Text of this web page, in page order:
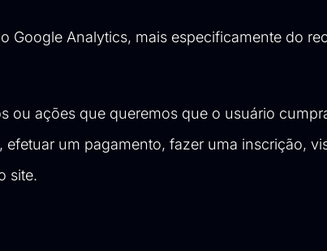
Google Analytics, mais especificamente do
ou ações que queremos que o usuário
um pagamento, fazer uma inscrição,
site.